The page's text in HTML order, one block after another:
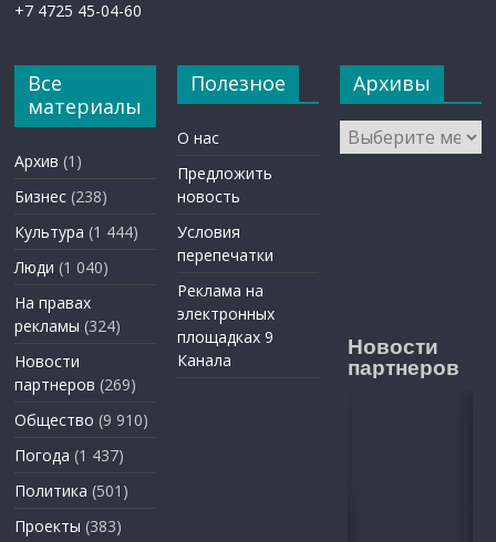
+7 4725 45-04-60
Все
материалы
Архив (1)
Бизнес (238)
Культура (1 444)
Люди (1 040)
На правах
рекламы (324)
Новости
партнеров (269)
Общество (9 910)
Погода (1 437)
Политика (501)
Проекты (383)
Полезное
О нас
Предложить
новость
Условия
перепечатки
Реклама на
электронных
площадках 9
Канала
Архивы
Архивы
Новости
партнеров